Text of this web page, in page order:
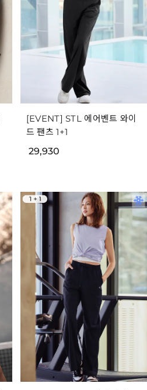
[EVENT] STL 에어벤트 와이
드 팬츠 1+1
29,930